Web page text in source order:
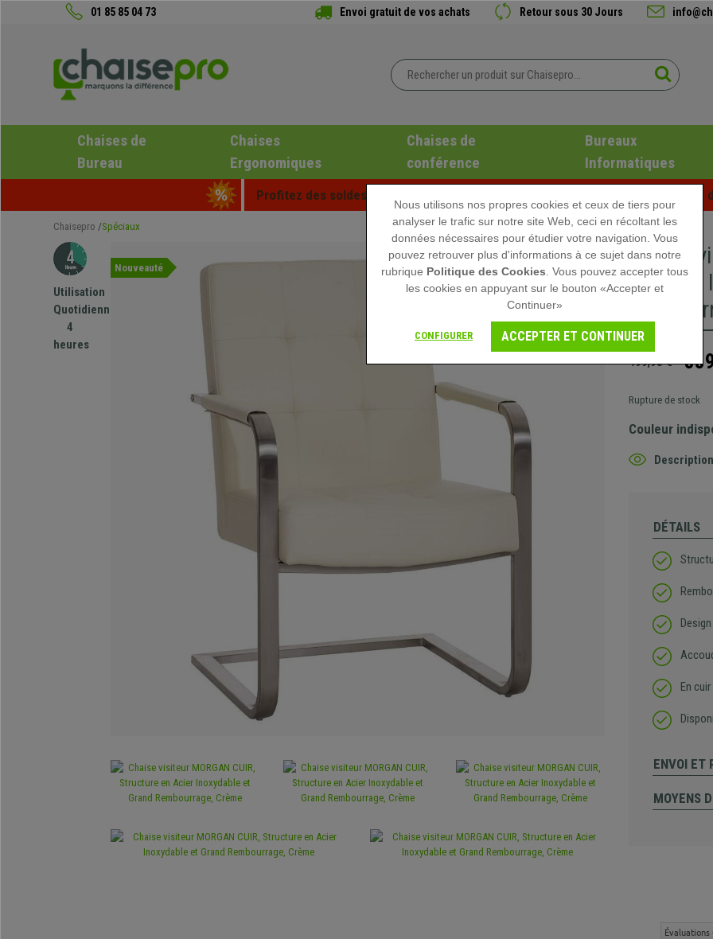
01 85 85 04 73 Envoi gratuit de vos achats Retour sous 30 Jours
Chaises de
Bureau
Chaises
Ergonomiques
Chaises de
conférence
Bureaux
Informatiques
Profitez des soldes d'été chez Chaisepro ! Des réductions exclusives pour une
Chaisepro Spéciaux
Utilisation
Quotidienne
4
heures
Nouveauté
Chaise
en Acier
499,90 €
Rupture de stock
Couleur
DÉTAILS
En
ENVOI ET
MOYENS
Évaluations
Nous utilisons nos propres cookies et ceux de tiers pour
analyser le trafic sur notre site Web, ceci en récoltant les
données nécessaires pour étudier votre navigation. Vous
pouvez retrouver plus d'informations à ce sujet dans notre
rubrique Politique des Cookies . Vous pouvez accepter tous
les cookies en appuyant sur le bouton «Accepter et
Continuer»
CONFIGURER ACCEPTER ET CONTINUER